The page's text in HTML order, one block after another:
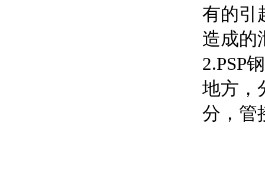
有的引
造成的
2.PSP
地方，
分，管